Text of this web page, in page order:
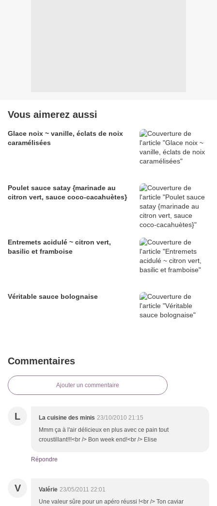
Vous aimerez aussi
Glace noix ~ vanille, éclats de noix
caramélisées
Poulet sauce satay {marinade au
citron vert, sauce coco-cacahuètes}
Entremets acidulé ~ citron vert,
basilic et framboise
Véritable sauce bolognaise
Commentaires
Ajouter un commentaire
L La cuisine des minis 23/10/2010 21:15
Mmm ça à l'air délicieux en plus avec ce pain tout
croustillant!!!<br /> Bon week end!<br /> Elise
Répondre
V Valérie 23/05/2011 22:01
Une valeur sûre pour un apéro réussi !<br /> Ton caviar